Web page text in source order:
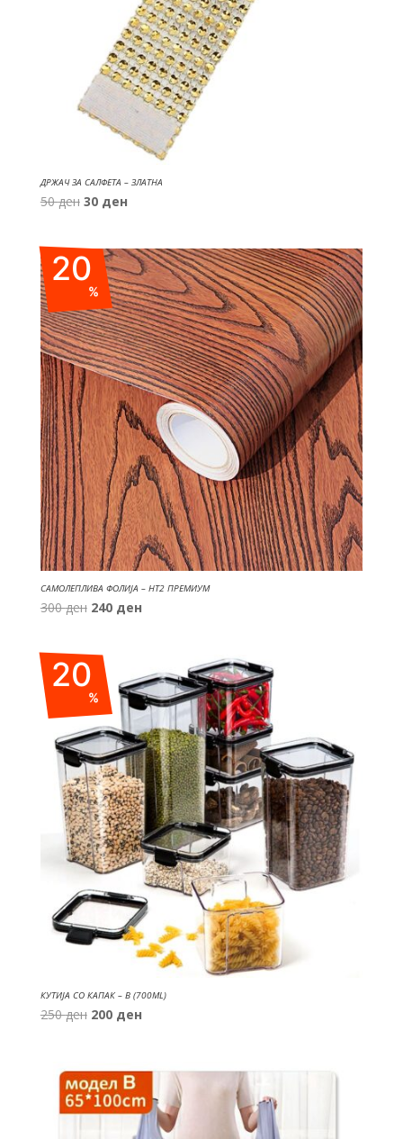
ДРЖАЧ ЗА САЛФЕТА – ЗЛАТНА
50ден Original
50 ден.
30 денCurrent
30 ден.
20
%
САМОЛЕПЛИВА ФОЛИЈА – HT2 ПРЕМИУМ
300ден Original
300 ден.
240 денCurrent
240 ден.
20
%
КУТИЈА СО КАПАК – B (700ML)
250ден Original
250 ден.
200 денCurrent
200 ден.